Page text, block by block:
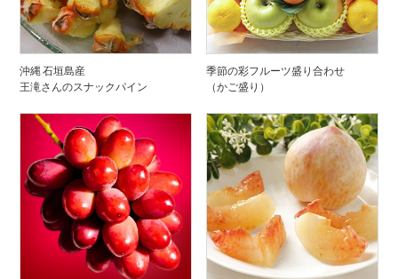
沖縄 石垣島産
王滝さんのスナックパイン
季節の彩フルーツ盛り合わせ
（かご盛り）